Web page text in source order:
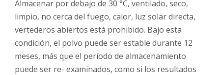
Almacenar por debajo de 30 °C, ventilado, seco,
limpio, no cerca del fuego, calor, luz solar directa,
vertederos abiertos está prohibido. Bajo esta
condición, el polvo puede ser estable durante 12
meses, más que el período de almacenamiento
puede ser re- examinados, como si los resultados